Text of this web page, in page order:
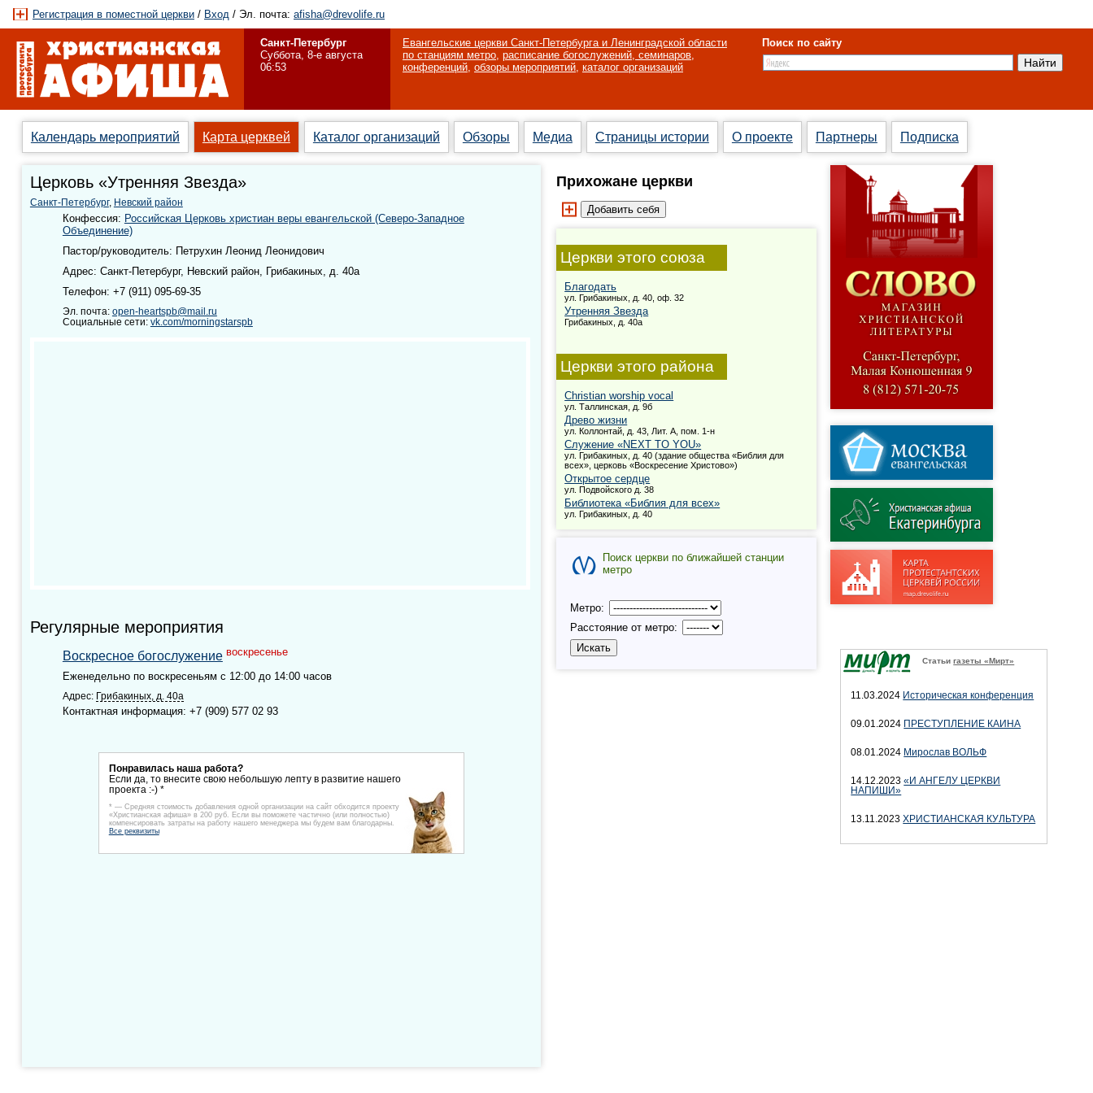
Регистрация в поместной церкви / Вход / Эл. почта: afisha@drevolife.ru
Санкт-Петербург
Суббота, 8-е августа
06:53
Евангельские церкви Санкт-Петербурга и Ленинградской области
по станциям метро, расписание богослужений, семинаров,
конференций, обзоры мероприятий, каталог организаций
Поиск по сайту
Календарь мероприятий Карта церквей Каталог организаций Обзоры Медиа Страницы истории О проекте Партнеры Подписка
Церковь «Утренняя Звезда»
Санкт-Петербург, Невский район
Конфессия: Российская Церковь христиан веры евангельской (Северо-Западное
Объединение)
Пастор/руководитель: Петрухин Леонид Леонидович
Адрес: Санкт-Петербург, Невский район, Грибакиных, д. 40а
Телефон: +7 (911) 095-69-35
Эл. почта: open-heartspb@mail.ru
Социальные сети: vk.com/morningstarspb
Регулярные мероприятия
Воскресное богослужение воскресенье
Еженедельно по воскресеньям с 12:00 до 14:00 часов
Адрес: Грибакиных, д. 40а
Контактная информация: +7 (909) 577 02 93
Понравилась наша работа?
Если да, то внесите свою небольшую лепту в развитие нашего
проекта :-) *
* — Средняя стоимость добавления одной организации на сайт обходится проекту
«Христианская афиша» в 200 руб. Если вы поможете частично (или полностью)
компенсировать затраты на работу нашего менеджера мы будем вам благодарны.
Все реквизиты
Прихожане церкви
Церкви этого союза
Благодать
ул. Грибакиных, д. 40, оф. 32
Утренняя Звезда
Грибакиных, д. 40а
Церкви этого района
Christian worship vocal
ул. Таллинская, д. 9б
Древо жизни
ул. Коллонтай, д. 43, Лит. А, пом. 1-н
Служение «NEXT TO YOU»
ул. Грибакиных, д. 40 (здание общества «Библия для
всех», церковь «Воскресение Христово»)
Открытое сердце
ул. Подвойского д. 38
Библиотека «Библия для всех»
ул. Грибакиных, д. 40
Поиск церкви по ближайшей станции
метро
Метро:
Расстояние от метро:
Статьигазеты «Мирт»
11.03.2024 Историческая конференция
09.01.2024 ПРЕСТУПЛЕНИЕ КАИНА
08.01.2024 Мирослав ВОЛЬФ
14.12.2023«И АНГЕЛУ ЦЕРКВИ
НАПИШИ»
13.11.2023ХРИСТИАНСКАЯ КУЛЬТУРА